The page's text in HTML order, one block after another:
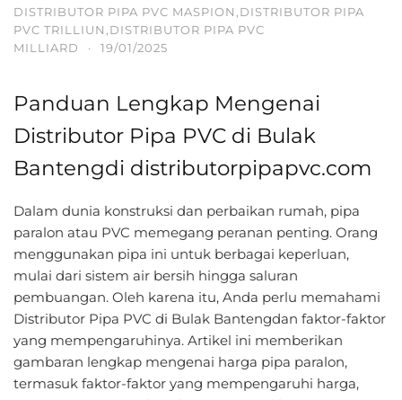
DISTRIBUTOR PIPA PVC MASPION,DISTRIBUTOR PIPA
PVC TRILLIUN,DISTRIBUTOR PIPA PVC
MILLIARD
· 19/01/2025
Panduan Lengkap Mengenai
Distributor Pipa PVC di Bulak
Bantengdi distributorpipapvc.com
Dalam dunia konstruksi dan perbaikan rumah, pipa
paralon atau PVC memegang peranan penting. Orang
menggunakan pipa ini untuk berbagai keperluan,
mulai dari sistem air bersih hingga saluran
pembuangan. Oleh karena itu, Anda perlu memahami
Distributor Pipa PVC di Bulak Bantengdan faktor-faktor
yang mempengaruhinya. Artikel ini memberikan
gambaran lengkap mengenai harga pipa paralon,
termasuk faktor-faktor yang mempengaruhi harga,